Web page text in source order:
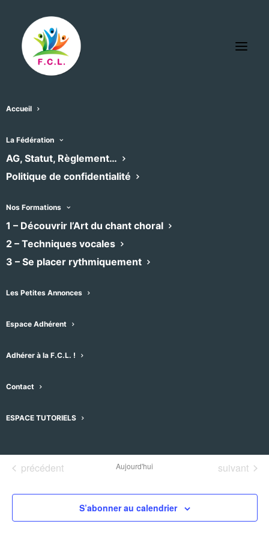
Accueil
La Fédération
AG, Statut, Règlement…
Politique de confidentialité
Nos Formations
1 – Découvrir l’Art du chant choral
2 – Techniques vocales
3 – Se placer rythmiquement
Les Petites Annonces
Espace Adhérent
Adhérer à la F.C.L. !
Contact
ESPACE TUTORIELS
Maison des Relations
Internationales
Adresse14 Dsc en Barrat
Montpellier
Recevoir l’Itinéraire à suivre
À venir
uneÉvènements
précédent Aujourd'hui suivant
S’abonner au calendrier